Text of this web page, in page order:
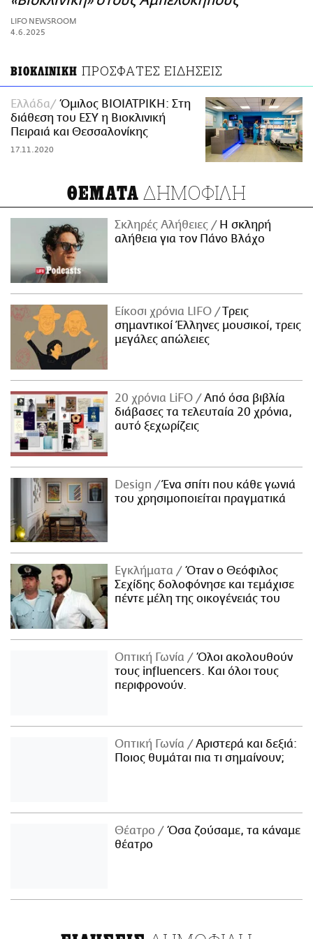
ΑΜΠΑ
PRINT
LIFO NEWSROOM
4.6.2025
ΒΙΟΚΛΙΝΙΚΗ ΠΡΟΣΦΑΤΕΣ ΕΙΔΗΣΕΙΣ
Ελλάδα
Όμιλος ΒΙΟΙΑΤΡΙΚΗ: Στη
διάθεση του ΕΣΥ η Βιοκλινική
Πειραιά και Θεσσαλονίκης
17.11.2020
ΘΕΜΑΤΑ ΔΗΜΟΦΙΛΗ
Σκληρές Αλήθειες
H σκληρή
αλήθεια για τον Πάνο Βλάχο
Είκοσι χρόνια LIFO
Tρεις
σημαντικοί Έλληνες μουσικοί, τρεις
μεγάλες απώλειες
20 χρόνια LiFO
Από όσα βιβλία
διάβασες τα τελευταία 20 χρόνια,
αυτό ξεχωρίζεις
Design
Ένα σπίτι που κάθε γωνιά
του χρησιμοποιείται πραγματικά
Εγκλήματα
Όταν ο Θεόφιλος
Σεχίδης δολοφόνησε και τεμάχισε
πέντε μέλη της οικογένειάς του
Οπτική Γωνία
Όλοι ακολουθούν
τους influencers. Και όλοι τους
περιφρονούν.
Οπτική Γωνία
Αριστερά και δεξιά:
Ποιος θυμάται πια τι σημαίνουν;
Θέατρο
Όσα ζούσαμε, τα κάναμε
θέατρο